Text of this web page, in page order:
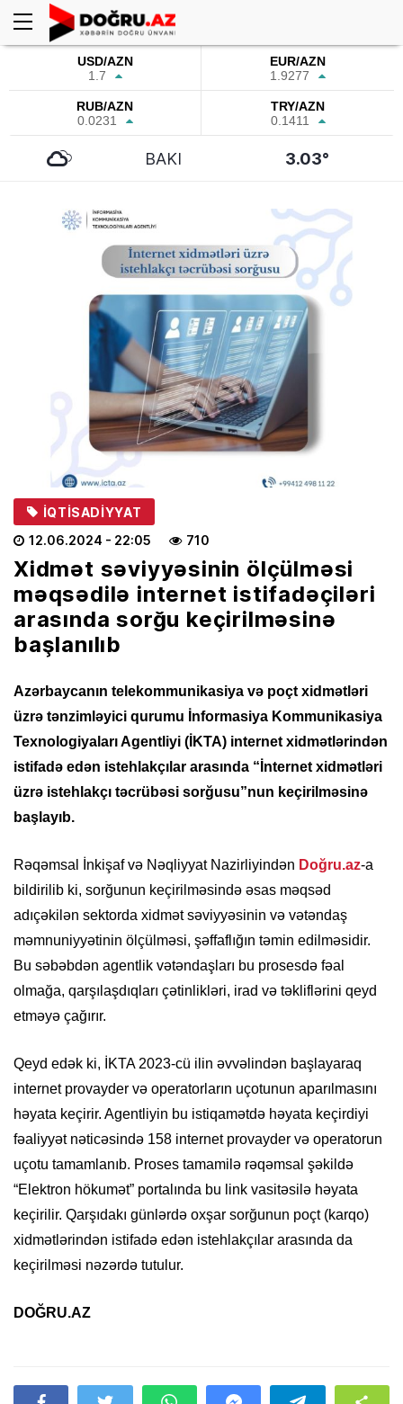
USD/AZN
1.7
EUR/AZN
1.9277
RUB/AZN
0.0231
TRY/AZN
0.1411
BAKI 3.03°
İQTISADIYYAT
12.06.2024 - 22:05 710
Xidmət səviyyəsinin ölçülməsi
məqsədilə internet istifadəçiləri
arasında sorğu keçirilməsinə
başlanılıb
Azərbaycanın telekommunikasiya və poçt xidmətləri
üzrə tənzimləyici qurumu İnformasiya Kommunikasiya
Texnologiyaları Agentliyi (İKTA) internet xidmətlərindən
istifadə edən istehlakçılar arasında “İnternet xidmətləri
üzrə istehlakçı təcrübəsi sorğusu”nun keçirilməsinə
başlayıb.
Rəqəmsal İnkişaf və Nəqliyyat Nazirliyindən Doğru.az-a
bildirilib ki, sorğunun keçirilməsində əsas məqsəd
adıçəkilən sektorda xidmət səviyyəsinin və vətəndaş
məmnuniyyətinin ölçülməsi, şəffaflığın təmin edilməsidir.
Bu səbəbdən agentlik vətəndaşları bu prosesdə fəal
olmağa, qarşılaşdıqları çətinlikləri, irad və təkliflərini qeyd
etməyə çağırır.
Qeyd edək ki, İKTA 2023-cü ilin əvvəlindən başlayaraq
internet provayder və operatorların uçotunun aparılmasını
həyata keçirir. Agentliyin bu istiqamətdə həyata keçirdiyi
fəaliyyət nəticəsində 158 internet provayder və operatorun
uçotu tamamlanıb. Proses tamamilə rəqəmsal şəkildə
“Elektron hökumət” portalında bu link vasitəsilə həyata
keçirilir. Qarşıdakı günlərdə oxşar sorğunun poçt (karqo)
xidmətlərindən istifadə edən istehlakçılar arasında da
keçirilməsi nəzərdə tutulur.
DOĞRU.AZ